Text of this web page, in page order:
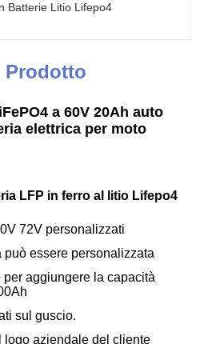
Batterie Litio Lifepo4
Prodotto
a 60V 20Ah auto
elettrica per moto
LFP in ferro al litio Lifepo4
72V personalizzati
essere personalizzata
per aggiungere la capacità
sul guscio.
logo aziendale del cliente